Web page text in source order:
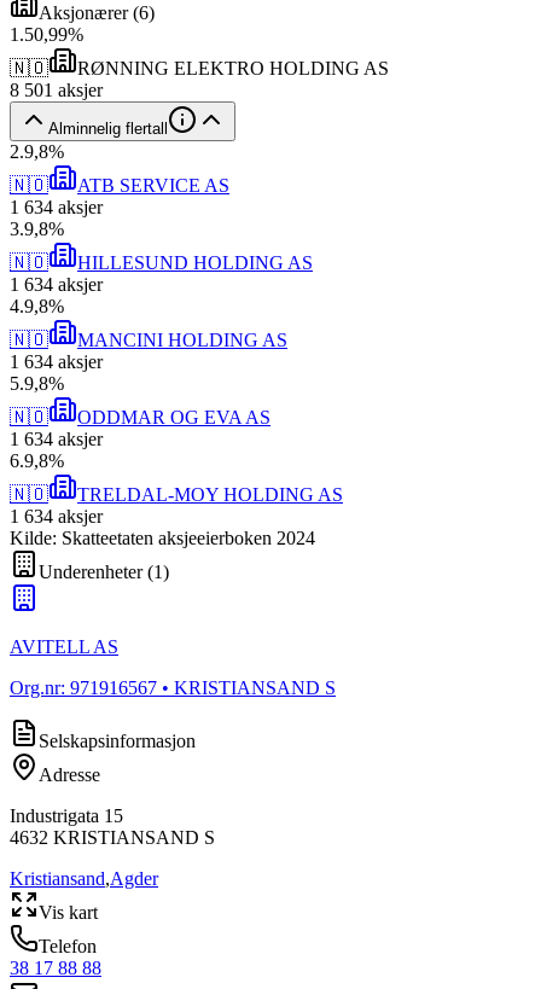
Aksjonærer(6)
1 .50,99%
🇳🇴
RØNNING ELEKTRO HOLDING AS
8 501 aksjer
Alminnelig flertall
2.9,8%
🇳🇴
ATB SERVICE AS
1 634 aksjer
3.9,8%
🇳🇴
HILLESUND HOLDING AS
1 634 aksjer
4.9,8%
🇳🇴
MANCINI HOLDING AS
1 634 aksjer
5.9,8%
🇳🇴
ODDMAR OG EVA AS
1 634 aksjer
6.9,8%
🇳🇴
TRELDAL-MOY HOLDING AS
1 634 aksjer
Kilde: Skatteetaten aksjeeierboken 2024
Underenheter(1)
AVITELL AS
Org.nr: 971916567 • KRISTIANSAND S
Selskapsinformasjon
Adresse
Industrigata 15
4632 KRISTIANSAND S
Kristiansand,Agder
Vis kart
Telefon
38 17 88 88